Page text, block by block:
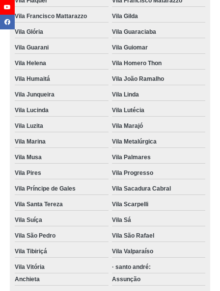
contato de empresa de foto lembrança Ubatuba
empresa que faz foto lembrança Sítio Boa Vista
foto lembrança na Zona Oeste Santa Bárbara dOeste
empresa que faz serviços de foto lembrança Horto Florestal
foto lembrança batizado Jardim Brasil
valor de serviço de foto lembrança Vila Maria
empresa que faz foto lembrança no ABC Vila Buarque
foto lembrança preços Barretos
serviços de foto lembrança Vila Maria
foto lembrança no Vale do Paraíba Jardim Santa Adélia
valor de foto lembrança na hora Assunção
foto lembrança no ABC Porto Ferreira
foto lembrança preço preço Marília
foto lembrança na Zona Sul preço Mogi Mirim
valor de foto lembrança Mogi Mirim
Vila Francisco Mattarazzo Vila Gilda
Vila Glória Vila Guaraciaba
Vila Guarani Vila Guiomar
Vila Helena Vila Homero Thon
Vila Humaitá Vila João Ramalho
Vila Junqueira Vila Linda
Vila Lucinda Vila Lutécia
Vila Luzita Vila Marajó
Vila Marina Vila Metalúrgica
Vila Musa Vila Palmares
Vila Pires Vila Progresso
Vila Príncipe de Gales Vila Sacadura Cabral
Vila Santa Tereza Vila Scarpelli
Vila Suíça Vila Sá
Vila São Pedro Vila São Rafael
Vila Tibiriçá Vila Valparaíso
Vila Vitória
· santo andré:
Anchieta
Assunção